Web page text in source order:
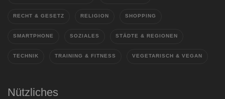
RECHT & GESETZ RELIGION SHOPPING
SMARTPHONE SOZIALES STÄDTE & REGIONEN
TECHNIK TRAINING & FITNESS VEGETARISCH & VEGAN
Nützliches